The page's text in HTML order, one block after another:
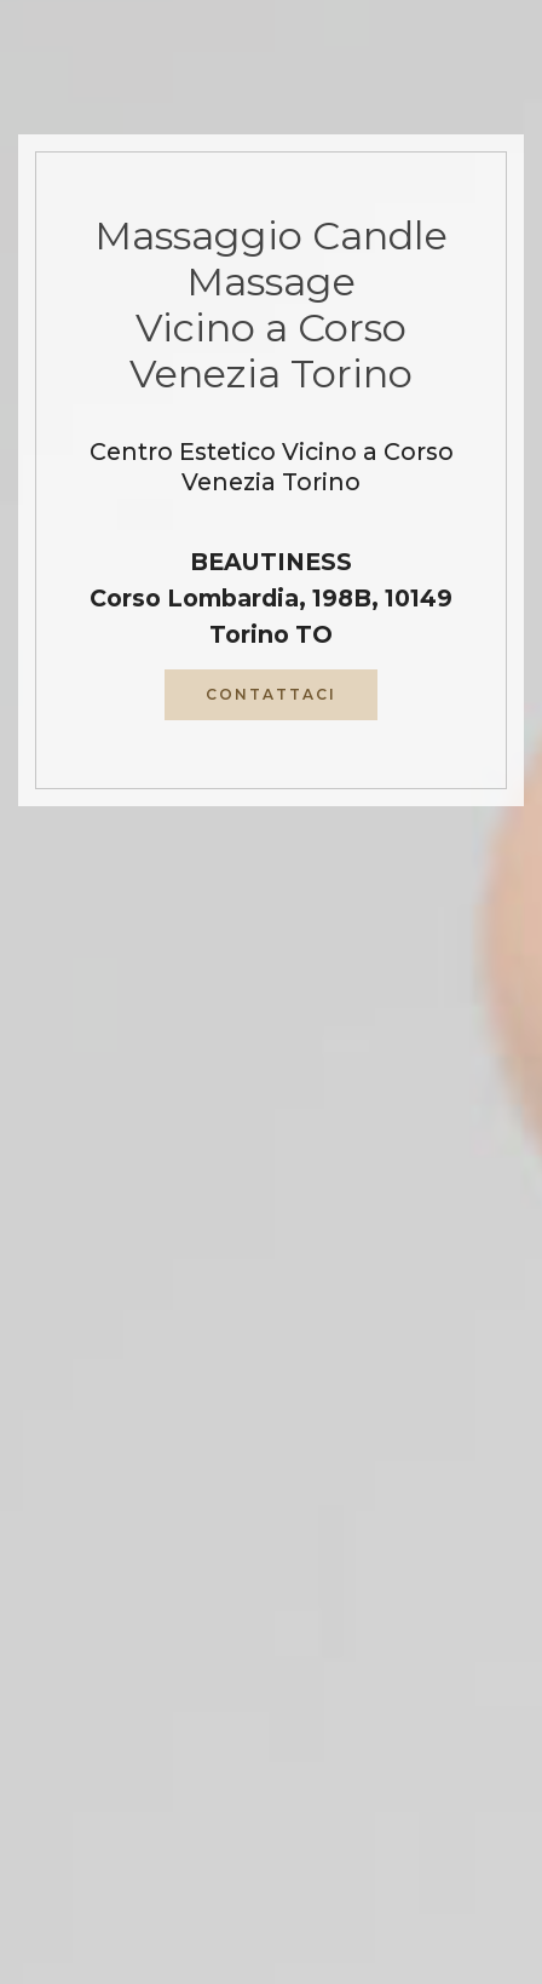
Massaggio Candle
Massage
Vicino a Corso
Venezia Torino
Centro Estetico Vicino a Corso
Venezia Torino
BEAUTINESS
Corso Lombardia, 198B, 10149
Torino TO
CONTATTACI